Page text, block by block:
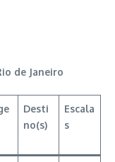
de Janeiro
Desti
no(s)
Escala
s